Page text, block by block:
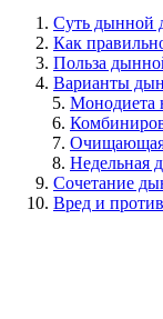
Суть дынной
Как
Польза
Варианты
Монодиета
Очищающая
Недельная
Сочетание
Вред и